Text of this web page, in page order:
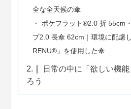
全な全天候の傘
ポケフラット®2.0 折 55cm
プ2.0 長傘 62cm｜環境に配慮
RENU®」を使用した傘
2.
日常の中に「欲しい機
ろう